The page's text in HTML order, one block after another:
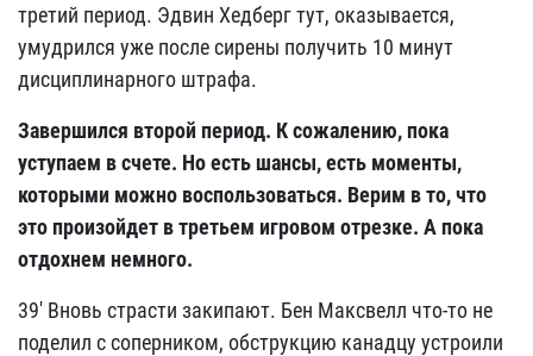
третий период. Эдвин Хедберг тут, оказывается,
умудрился уже после сирены получить 10 минут
дисциплинарного штрафа.
Завершился второй период. К сожалению, пока
уступаем в счете. Но есть шансы, есть моменты,
которыми можно воспользоваться. Верим в то, что
это произойдет в третьем игровом отрезке. А пока
отдохнем немного.
39' Вновь страсти закипают. Бен Максвелл что-то не
поделил с соперником, обструкцию канадцу устроили